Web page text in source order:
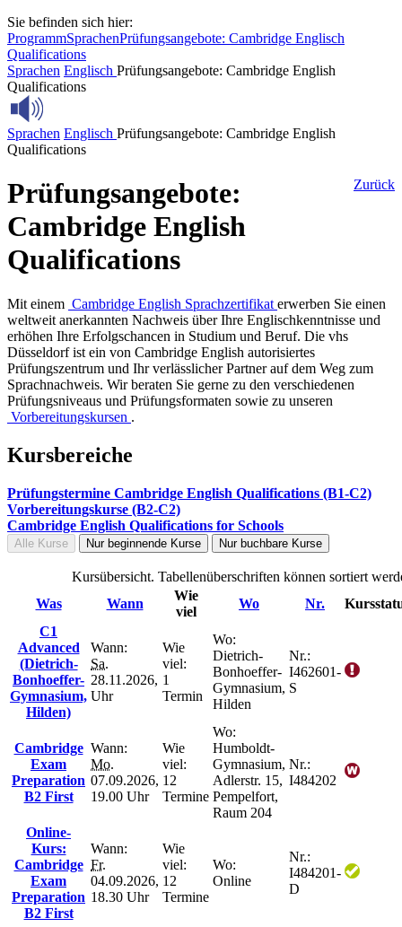
Sie befinden sich hier:
ProgrammSprachenPrüfungsangebote: Cambridge Englisch
Qualifications
Sprachen Englisch Prüfungsangebote: Cambridge English
Qualifications
Sprachen Englisch Prüfungsangebote: Cambridge English
Qualifications
Zurück
Prüfungsangebote:
Cambridge English
Qualifications
Mit einem Cambridge English Sprachzertifikat erwerben Sie einen
weltweit anerkannten Nachweis über Ihre Englischkenntnisse und
erhöhen Ihre Erfolgschancen in Studium und Beruf. Die vhs
Düsseldorf ist ein von Cambridge English autorisiertes
Prüfungszentrum und Ihr verlässlicher Partner auf dem Weg zum
Sprachnachweis. Wir beraten Sie gerne zu den verschiedenen
Prüfungsniveaus und Prüfungsformaten sowie zu unseren
Vorbereitungskursen .
Kursbereiche
Prüfungstermine Cambridge English Qualifications (B1-C2)
Vorbereitungskurse (B2-C2)
Cambridge English Qualifications for Schools
Alle Kurse Nur beginnende Kurse Nur buchbare Kurse
Kursübersicht. Tabellenüberschriften können sortiert
Was
Wann
Wie
viel
Wo Nr.
C1
Advanced
(Dietrich-
Bonhoeffer-
Gymnasium,
Hilden)
Wann:
Sa.
28.11.2026,
Uhr
Wie
viel:
1
Termin
Wo:
Dietrich-
Bonhoeffer-
Gymnasium,
Hilden
Nr.:
I462601-
S
Cambridge
Exam
Preparation
B2 First
Wann:
Mo.
07.09.2026,
19.00 Uhr
Wie
viel:
12
Termine
Wo:
Humboldt-
Gymnasium,
Adlerstr. 15,
Pempelfort,
Raum 204
Nr.:
I484202
Online-
Kurs:
Cambridge
Exam
Preparation
B2 First
Wann:
Fr.
04.09.2026,
18.30 Uhr
Wie
viel:
12
Termine
Wo:
Online
Nr.:
I484201-
D